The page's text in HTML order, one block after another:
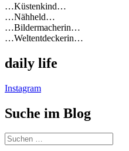
…Küstenkind…
…Nähheld…
…Bildermacherin…
…Weltentdeckerin…
daily life
Instagram
Suche im Blog
Suchen
nach: